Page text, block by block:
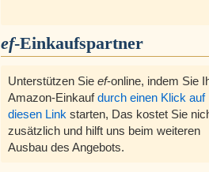
ef-Einkaufspartner
Unterstützen Sie ef-online, indem Sie
Amazon-Einkaufdurch einen Klick auf
diesen Link starten, Das kostet Sie
zusätzlich und hilft uns beim weiteren
Ausbau des Angebots.